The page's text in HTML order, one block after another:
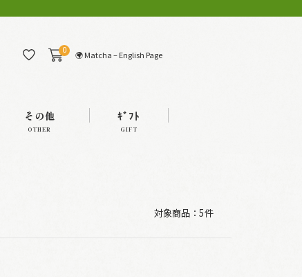
0 🌍 Matcha – English Page
その他
OTHER
ｷﾞﾌﾄ
GIFT
対象商品：5件